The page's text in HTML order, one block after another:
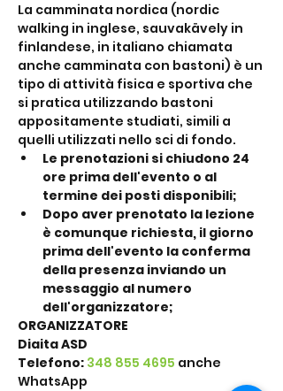
La camminata nordica (nordic
walking in inglese, sauvakävely in
finlandese, in italiano chiamata
anche camminata con bastoni) è un
tipo di attività fisica e sportiva che
si pratica utilizzando bastoni
appositamente studiati, simili a
quelli utilizzati nello sci di fondo.
Le prenotazioni si chiudono 24
ore prima dell'evento o al
termine dei posti disponibili;
Dopo aver prenotato la lezione
è comunque richiesta, il giorno
prima dell'evento la conferma
della presenza inviando un
messaggio al numero
dell'organizzatore;
ORGANIZZATORE
Diaita ASD
Telefono: 348 855 4695 anche
WhatsApp